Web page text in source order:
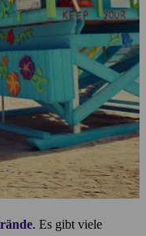
. Es gibt viele